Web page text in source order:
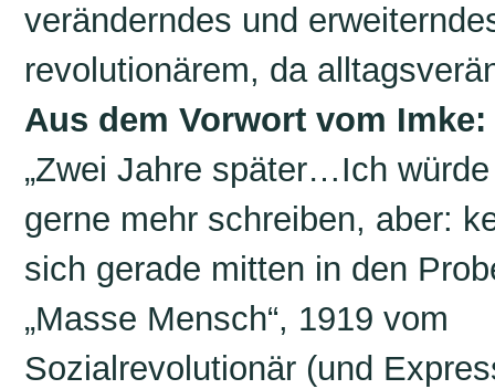
veränderndes und
revolutionärem, da
Aus dem Vorwort vom Imke:
„Zwei Jahre später…Ich würde
gerne mehr schreiben, aber:
sich gerade mitten in den
„Masse Mensch“, 1919 vom
Sozialrevolutionär (und